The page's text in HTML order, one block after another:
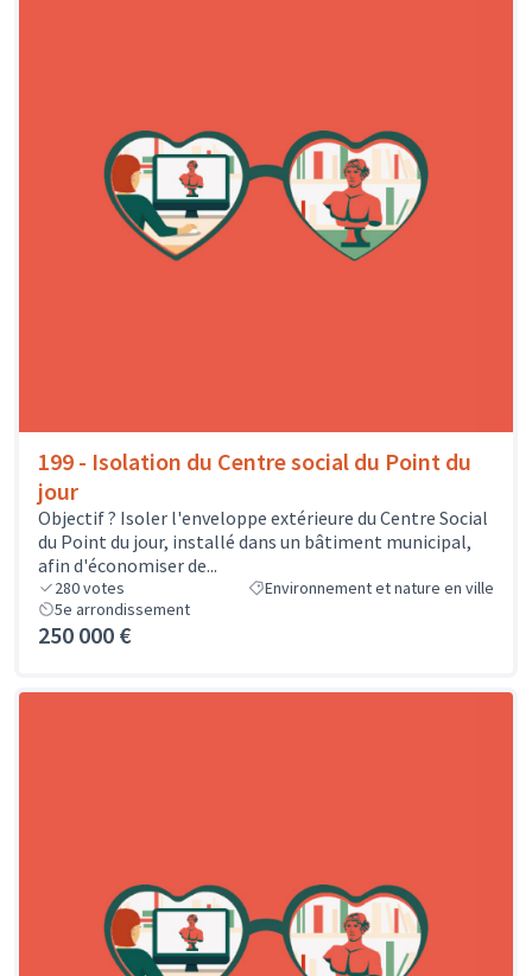
199 - Isolation du Centre social du Point du
jour
Objectif ? Isoler l'enveloppe extérieure du Centre Social
du Point du jour, installé dans un bâtiment municipal,
afin d'économiser de...
280votes
Environnement et nature en ville
5e arrondissement
250 000 €